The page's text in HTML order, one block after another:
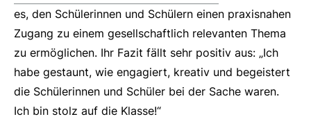
es, den Schülerinnen und Schülern einen praxisnahen
Zugang zu einem gesellschaftlich relevanten Thema
zu ermöglichen. Ihr Fazit fällt sehr positiv aus: „Ich
habe gestaunt, wie engagiert, kreativ und begeistert
die Schülerinnen und Schüler bei der Sache waren.
Ich bin stolz auf die Klasse!“